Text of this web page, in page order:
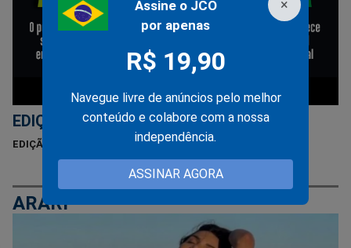
×
Assine o JCO
por apenas
R$ 19,90
Navegue livre de anúncios pelo melhor
conteúdo e colabore com a nossa
independência.
ASSINAR AGORA
EDIÇÃO 249
EDIÇÃO 249 - SETEMBRO DE 2025
ARARI